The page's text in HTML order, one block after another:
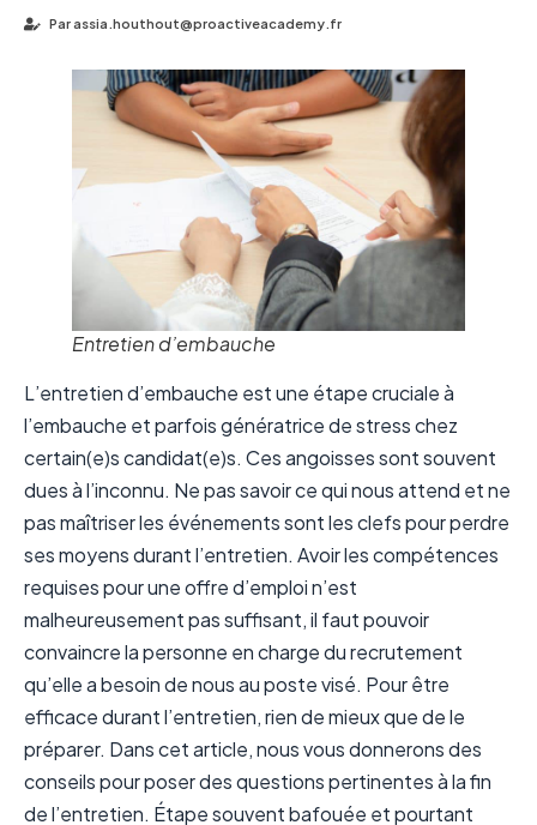
Parassia.houthout@proactiveacademy.fr
Entretien d’embauche
L’entretien d’embauche est une étape cruciale à
l’embauche et parfois génératrice de stress chez
certain(e)s candidat(e)s. Ces angoisses sont souvent
dues à l’inconnu. Ne pas savoir ce qui nous attend et ne
pas maîtriser les événements sont les clefs pour perdre
ses moyens durant l’entretien. Avoir les compétences
requises pour une offre d’emploi n’est
malheureusement pas suffisant, il faut pouvoir
convaincre la personne en charge du recrutement
qu’elle a besoin de nous au poste visé. Pour être
efficace durant l’entretien, rien de mieux que de le
préparer. Dans cet article, nous vous donnerons des
conseils pour poser des questions pertinentes à la fin
de l’entretien. Étape souvent bafouée et pourtant